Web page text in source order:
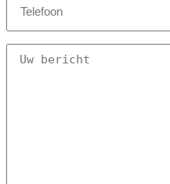
(Vereist)
bericht